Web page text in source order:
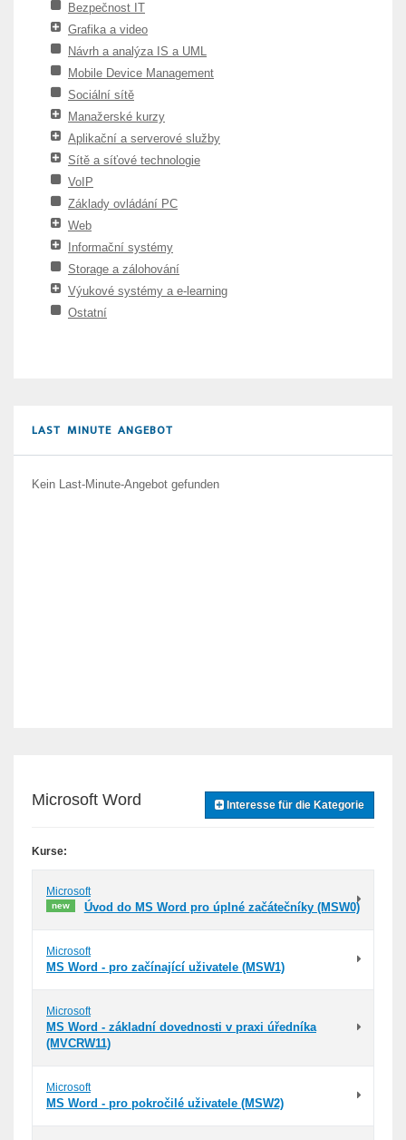
Bezpečnost IT
Grafika a video
Návrh a analýza IS a UML
Mobile Device Management
Sociální sítě
Manažerské kurzy
Aplikační a serverové služby
Sítě a síťové technologie
VoIP
Základy ovládání PC
Web
Informační systémy
Storage a zálohování
Výukové systémy a e-learning
Ostatní
LAST MINUTE ANGEBOT
Kein Last-Minute-Angebot gefunden
Interesse für die Kategorie
Microsoft Word
Kurse:
Microsoft
new Úvod do MS Word pro úplné začátečníky (MSW0)
Microsoft
MS Word - pro začínající uživatele (MSW1)
Microsoft
MS Word - základní dovednosti v praxi úředníka
(MVCRW11)
Microsoft
MS Word - pro pokročilé uživatele (MSW2)